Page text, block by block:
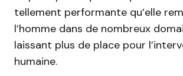
tellement performante qu’elle
l’homme dans de nombreux
laissant plus de place pour
humaine.